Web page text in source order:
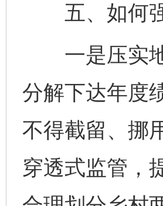
五、如何强
一是压实地
分解下达年度
不得截留、挪
穿透式监管，